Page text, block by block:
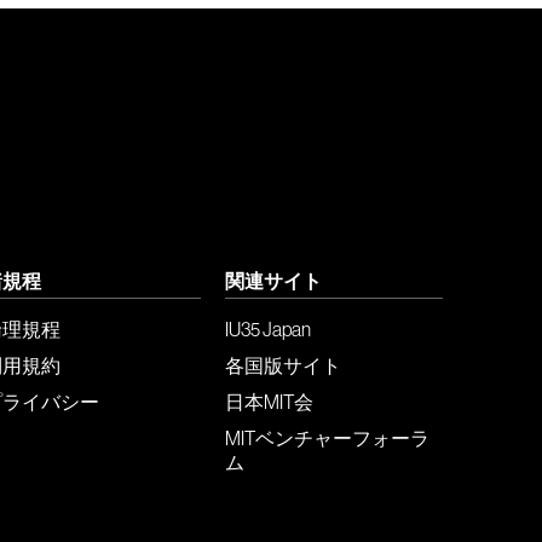
程
規程
規約
イバシー
関連サイト
IU35 Japan
各国版サイト
日本MIT会
MITベンチャーフォーラ
ム